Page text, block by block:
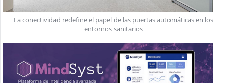
La conectividad redefine el papel de las puertas automáticas en los
entornos sanitarios